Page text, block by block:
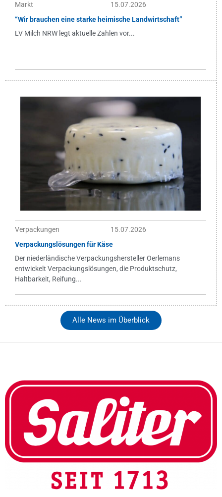
Markt
15.07.2026
“Wir brauchen eine starke heimische Landwirtschaft”
LV Milch NRW legt aktuelle Zahlen vor...
Verpackungen
15.07.2026
Verpackungslösungen für Käse
Der niederländische Verpackungshersteller Oerlemans
entwickelt Verpackungslösungen, die Produktschutz,
Haltbarkeit, Reifung...
Alle News im Überblick